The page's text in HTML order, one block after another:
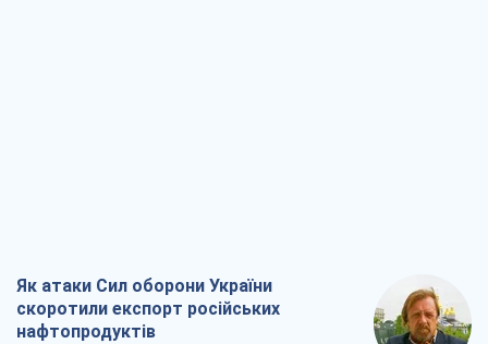
Як атаки Сил оборони України
скоротили експорт російських
нафтопродуктів